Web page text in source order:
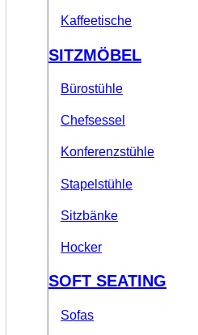
Kaffeetische
SITZMÖBEL
Bürostühle
Chefsessel
Konferenzstühle
Stapelstühle
Sitzbänke
Hocker
SOFT SEATING
Sofas